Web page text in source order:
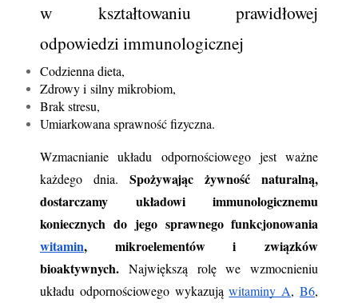
w kształtowaniu prawidłowej
odpowiedzi immunologicznej
Codzienna dieta,
Zdrowy i silny mikrobiom,
Brak stresu,
Umiarkowana sprawność fizyczna.
Wzmacnianie układu odpornościowego jest ważne
każdego dnia. Spożywając żywność naturalną,
dostarczamy układowi immunologicznemu
witamin, mikroelementów i związków
bioaktywnych. Największą rolę we wzmocnieniu
układu odpornościowego wykazują witaminy A, B6,